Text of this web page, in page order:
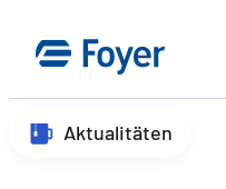
Inhalt
springen
Aktualitäten